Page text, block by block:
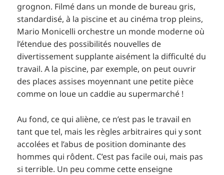
grognon. Filmé dans un monde de bureau gris,
standardisé, à la piscine et au cinéma trop pleins,
Mario Monicelli orchestre un monde moderne où
l’étendue des possibilités nouvelles de
divertissement supplante aisément la difficulté du
travail. A la piscine, par exemple, on peut ouvrir
des places assises moyennant une petite pièce
comme on loue un caddie au supermarché !
Au fond, ce qui aliène, ce n’est pas le travail en
tant que tel, mais les règles arbitraires qui y sont
accolées et l’abus de position dominante des
hommes qui rôdent. C’est pas facile oui, mais pas
si terrible. Un peu comme cette enseigne